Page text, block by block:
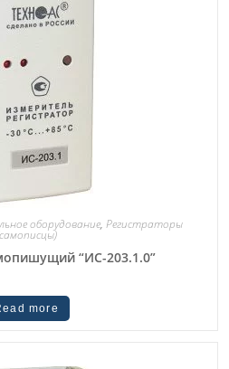
оборудование, Регистраторы
“ИС-203.1.0”
more